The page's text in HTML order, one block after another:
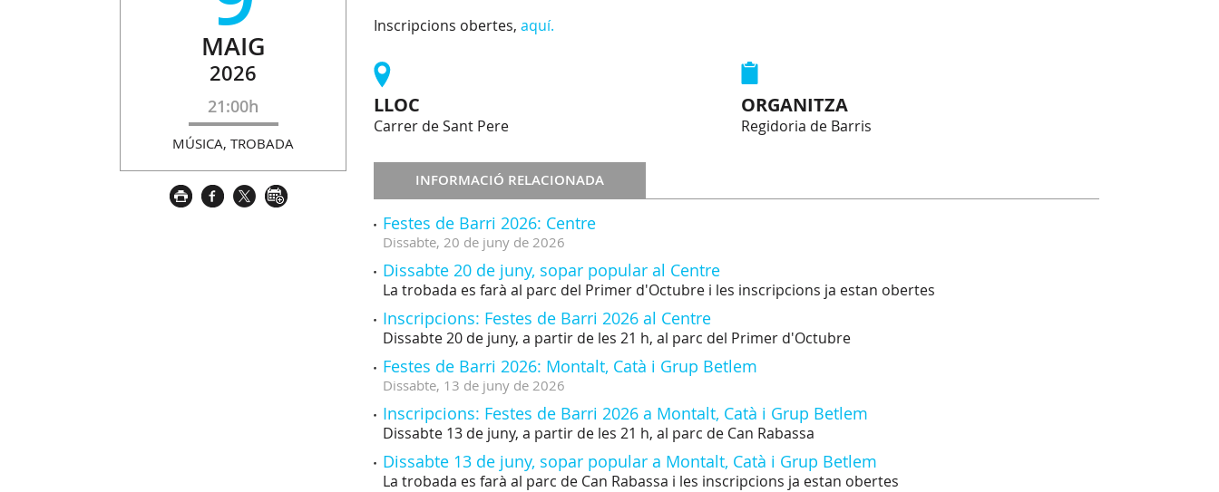
MAIG
2026
21:00h
MÚSICA, TROBADA
Inscripcions obertes, aquí.
LLOC
Carrer de Sant Pere
ORGANITZA
Regidoria de Barris
INFORMACIÓ RELACIONADA
Festes de Barri 2026: Centre
Dissabte, 20 de juny de 2026
Dissabte 20 de juny, sopar popular al Centre
La trobada es farà al parc del Primer d'Octubre i les inscripcions ja estan obertes
Inscripcions: Festes de Barri 2026 al Centre
Dissabte 20 de juny, a partir de les 21 h, al parc del Primer d'Octubre
Festes de Barri 2026: Montalt, Catà i Grup Betlem
Dissabte, 13 de juny de 2026
Inscripcions: Festes de Barri 2026 a Montalt, Catà i Grup Betlem
Dissabte 13 de juny, a partir de les 21 h, al parc de Can Rabassa
Dissabte 13 de juny, sopar popular a Montalt, Catà i Grup Betlem
La trobada es farà al parc de Can Rabassa i les inscripcions ja estan obertes